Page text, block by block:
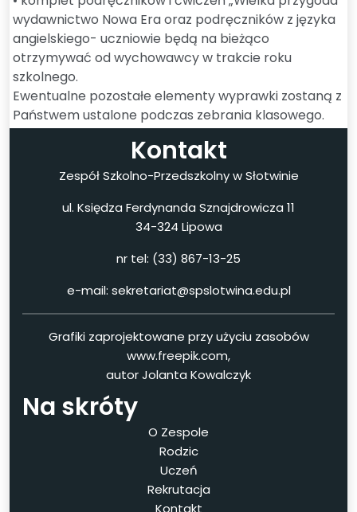
wydawnictwo Nowa Era oraz podręczników z języka
angielskiego- uczniowie będą na bieżąco
otrzymywać od wychowawcy w trakcie roku
szkolnego.
Ewentualne pozostałe elementy wyprawki zostaną z
Państwem ustalone podczas zebrania klasowego.
Kontakt
Zespół Szkolno-Przedszkolny w Słotwinie
ul. Księdza Ferdynanda Sznajdrowicza 11
34-324 Lipowa
nr tel: (33) 867-13-25
e-mail: sekretariat@spslotwina.edu.pl
Grafiki zaprojektowane przy użyciu zasobów
www.freepik.com,
autor Jolanta Kowalczyk
Na skróty
O Zespole
Rodzic
Uczeń
Rekrutacja
Kontakt